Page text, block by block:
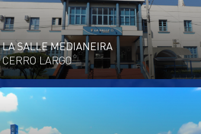
LA SALLE MEDIANEIRA
CERRO LARGO